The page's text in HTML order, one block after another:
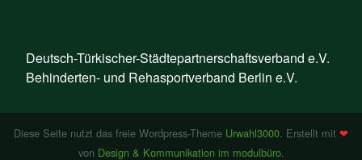
Deutsch-Türkischer-Städtepartnerschaftsverband e.V.
Behinderten- und Rehasportverband Berlin e.V.
Diese Seite nutzt das freie Wordpress-Theme Urwahl3000. Erstellt mit ❤
von Design & Kommunikation im modulbüro.